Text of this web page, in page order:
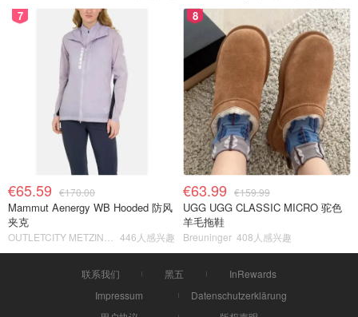
7
€65.59 €170.00
Mammut Aenergy WB Hooded 防风
夹克
446人感兴趣
8
€63.99 €159.99
UGG UGG CLASSIC MICRO 驼色
羊毛拖鞋
Breuninger 408人感兴趣
联系我们 黑五
InRewards
Impressum
Datenschutzerklärung